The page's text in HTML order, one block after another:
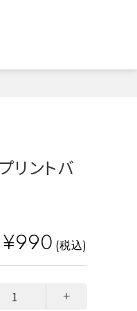
リントバ
¥990 (税込)
+